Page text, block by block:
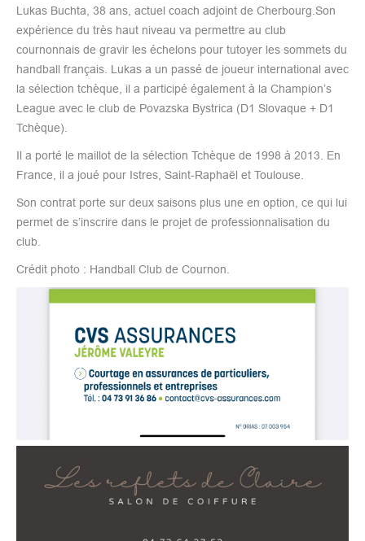
Lukas Buchta, 38 ans, actuel coach adjoint de Cherbourg.Son
expérience du très haut niveau va permettre au club
cournonnais de gravir les échelons pour tutoyer les sommets du
handball français. Lukas a un passé de joueur international avec
la sélection tchèque, il a participé également à la Champion’s
League avec le club de Povazska Bystrica (D1 Slovaque + D1
Tchèque).
Il a porté le maillot de la sélection Tchèque de 1998 à 2013. En
France, il a joué pour Istres, Saint-Raphaël et Toulouse.
Son contrat porte sur deux saisons plus une en option, ce qui lui
permet de s’inscrire dans le projet de professionnalisation du
club.
Crédit photo : Handball Club de Cournon.